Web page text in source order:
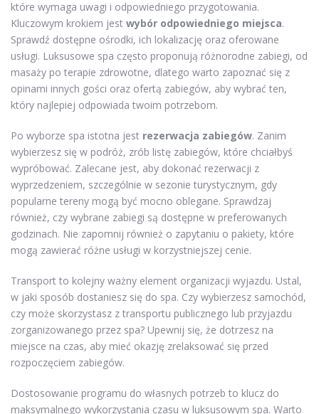
które wymaga uwagi i odpowiedniego przygotowania.
Kluczowym krokiem jest wybór odpowiedniego miejsca.
Sprawdź dostępne ośrodki, ich lokalizację oraz oferowane
usługi. Luksusowe spa często proponują różnorodne zabiegi, od
masaży po terapie zdrowotne, dlatego warto zapoznać się z
opinami innych gości oraz ofertą zabiegów, aby wybrać ten,
który najlepiej odpowiada twoim potrzebom.
Po wyborze spa istotna jest rezerwacja zabiegów. Zanim
wybierzesz się w podróż, zrób listę zabiegów, które chciałbyś
wypróbować. Zalecane jest, aby dokonać rezerwacji z
wyprzedzeniem, szczególnie w sezonie turystycznym, gdy
popularne tereny mogą być mocno oblegane. Sprawdzaj
również, czy wybrane zabiegi są dostępne w preferowanych
godzinach. Nie zapomnij również o zapytaniu o pakiety, które
mogą zawierać różne usługi w korzystniejszej cenie.
Transport to kolejny ważny element organizacji wyjazdu. Ustal,
w jaki sposób dostaniesz się do spa. Czy wybierzesz samochód,
czy może skorzystasz z transportu publicznego lub przyjazdu
zorganizowanego przez spa? Upewnij się, że dotrzesz na
miejsce na czas, aby mieć okazję zrelaksować się przed
rozpoczęciem zabiegów.
Dostosowanie programu do własnych potrzeb to klucz do
maksymalnego wykorzystania czasu w luksusowym spa. Warto